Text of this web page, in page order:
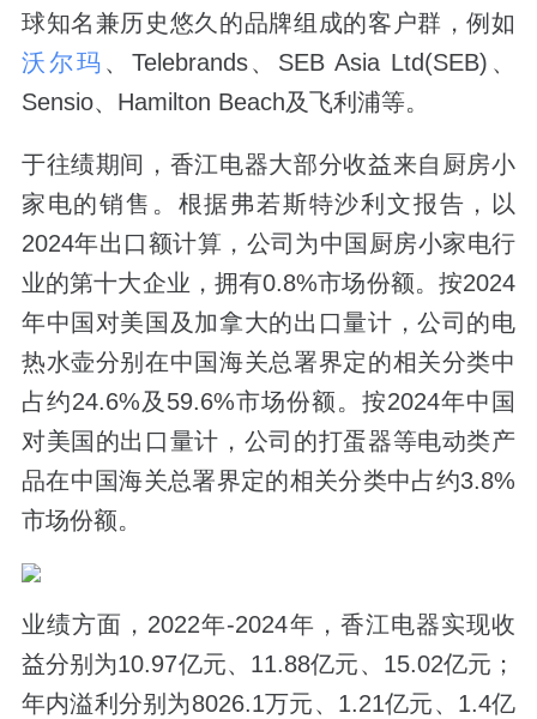
球知名兼历史悠久的品牌组成的客户群，例如
沃尔玛 、Telebrands、SEB Asia Ltd(SEB)、
Sensio、Hamilton Beach及飞利浦等。
于往绩期间，香江电器大部分收益来自厨房小
家电的销售。根据弗若斯特沙利文报告，以
2024年出口额计算，公司为中国厨房小家电行
业的第十大企业，拥有0.8%市场份额。按2024
年中国对美国及加拿大的出口量计，公司的电
热水壶分别在中国海关总署界定的相关分类中
占约24.6%及59.6%市场份额。按2024年中国
对美国的出口量计，公司的打蛋器等电动类产
品在中国海关总署界定的相关分类中占约3.8%
市场份额。
业绩方面，2022年-2024年，香江电器实现收
益分别为10.97亿元、11.88亿元、15.02亿元；
年内溢利分别为8026.1万元、1.21亿元、1.4亿